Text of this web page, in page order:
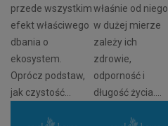
przede wszystkim
efekt właściwego
dbania o
ekosystem.
Oprócz podstaw,
jak czystość...
właśnie od niego
w dużej mierze
zależy ich
zdrowie,
odporność i
długość życia....